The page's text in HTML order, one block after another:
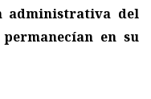
administrativa del
en su